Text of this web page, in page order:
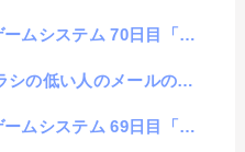
日目「WEBにおける音声再生の壁」
人のメールの使い方に驚いた話
発者必見! スマートフォンでダブルタップすると...